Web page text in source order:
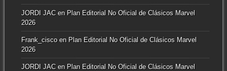
JORDI JACen Plan Editorial No Oficial de Clásicos Marvel
2026
Frank_ciscoen Plan Editorial No Oficial de Clásicos Marvel
2026
JORDI JACen Plan Editorial No Oficial de Clásicos Marvel